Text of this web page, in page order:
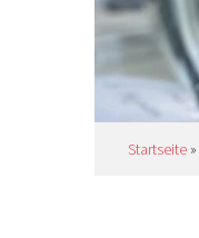
Startseite »